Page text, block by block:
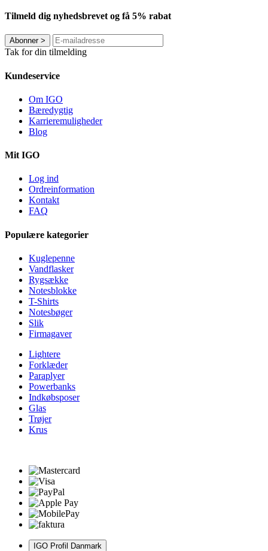
Tilmeld dig nyhedsbrevet og få 5% rabat
Abonner>
Tak for din tilmelding
Kundeservice
Om IGO
Bæredygtig
Karrieremuligheder
Blog
Mit IGO
Log ind
Ordreinformation
Kontakt
FAQ
Populære kategorier
Kuglepenne
Vandflasker
Rygsække
Notesblokke
T-Shirts
Notesbøger
Slik
Firmagaver
Lightere
Forklæder
Paraplyer
Powerbanks
Indkøbsposer
Glas
Trøjer
Krus
IGO Profil Danmark